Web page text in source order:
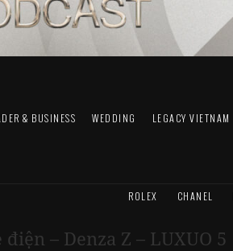
& BUSINESS WEDDING LEGACY VIETNAM
ROLEX CHANEL
– Denza Z – LUXUO 5